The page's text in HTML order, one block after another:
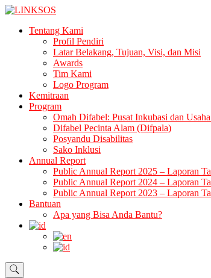
Skip
content
LINKSOSTentang Kami
Profil Pendiri
Latar Belakang, Tujuan, Visi, dan Misi
Awards
Tim Kami
Logo Program
Kemitraan
Program
Omah Difabel: Pusat Inkubasi dan
Difabel Pecinta Alam (Difpala)
Posyandu Disabilitas
Sako Inklusi
Annual Report
Public Annual Report 2025 – Laporan
Public Annual Report 2024 – Laporan
Public Annual Report 2023 – Laporan
Bantuan
Apa yang Bisa Anda Bantu?